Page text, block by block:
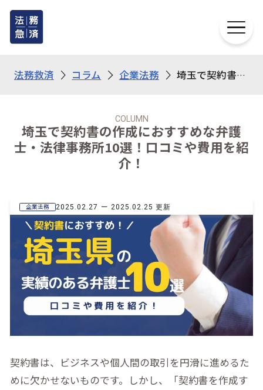
法務救済 コラム 企業法務 埼玉で契約書の作成におすすめな弁護士・法律事務所10選！口コミや費用を紹介！
COLUMN
埼玉で契約書の作成におすすめな弁護
士・法律事務所10選！口コミや費用を紹
介！
企業法務 2025.02.27 ー 2025.02.25 更新
契約書は、ビジネスや個人間の取引を円滑に進めるた
めに欠かせないものです。しかし、「契約書を作成す